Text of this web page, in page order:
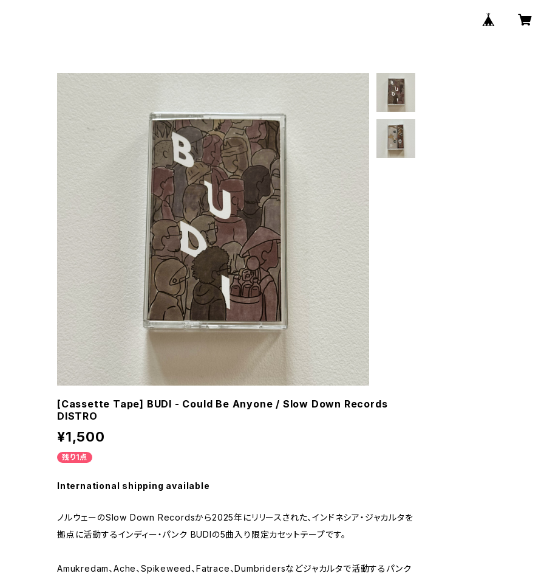
[Cassette Tape] BUDI - Could Be Anyone / Slow Down Records
DISTRO
¥1,500
残り1点
International shipping available
ノルウェーのSlow Down Recordsから2025年にリリースされた、インドネシア・ジャカルタを
拠点に活動するインディー・パンク BUDIの5曲入り限定カセットテープです。
Amukredam、Ache、Spikeweed、Fatrace、Dumbridersなどジャカルタで活動するパンク